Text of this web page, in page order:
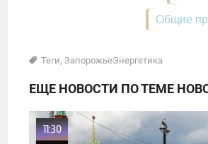
Общие
Теги,ЗапорожьеЭнергетика
ЕЩЕ НОВОСТИ ПО ТЕМЕ
11:30